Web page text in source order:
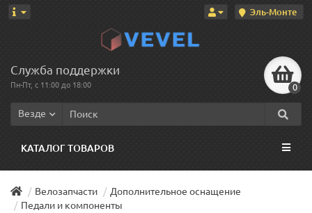
Эль-Монте
Служба поддержки
Пн-Пт, с 11:00 до 18:00 0
Везде
КАТАЛОГ ТОВАРОВ
Велозапчасти
Дополнительное оснащение
Педали и компоненты